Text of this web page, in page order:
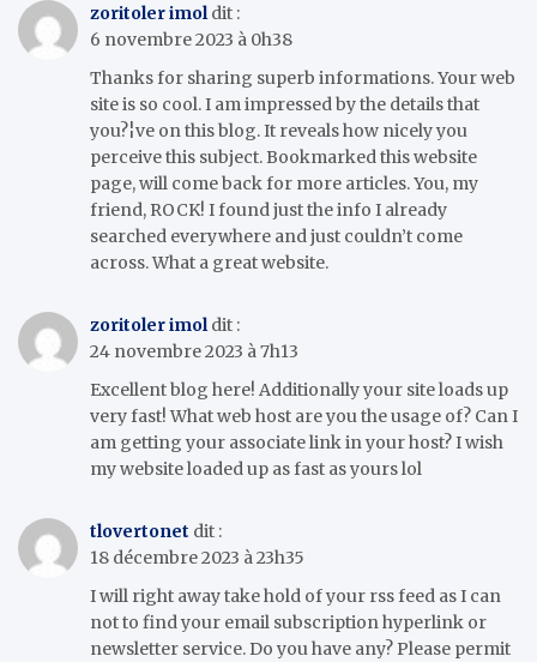
zoritoler imol dit :
6 novembre 2023 à 0h38
Thanks for sharing superb informations. Your web
site is so cool. I am impressed by the details that
you?¦ve on this blog. It reveals how nicely you
perceive this subject. Bookmarked this website
page, will come back for more articles. You, my
friend, ROCK! I found just the info I already
searched everywhere and just couldn’t come
across. What a great website.
zoritoler imol dit :
24 novembre 2023 à 7h13
Excellent blog here! Additionally your site loads up
very fast! What web host are you the usage of? Can I
am getting your associate link in your host? I wish
my website loaded up as fast as yours lol
tlovertonet dit :
18 décembre 2023 à 23h35
I will right away take hold of your rss feed as I can
not to find your email subscription hyperlink or
newsletter service. Do you have any? Please permit